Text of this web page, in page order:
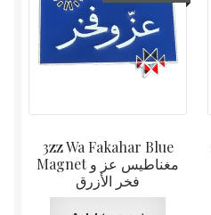
3zz Wa Fakahar Blue
Magnet مغناطيس عز و
فخر الأزرق